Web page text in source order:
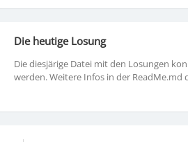
Die heutige Losung
Die diesjärige Datei mit den Losungen
werden. Weitere Infos in der ReadMe.md